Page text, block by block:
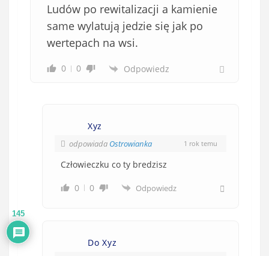
Ludów po rewitalizacji a kamienie
same wylatują jedzie się jak po
wertepach na wsi.
0 0 Odpowiedz
Xyz
odpowiada Ostrowianka 1 rok temu
Człowieczku co ty bredzisz
0 0 Odpowiedz
Do Xyz
145